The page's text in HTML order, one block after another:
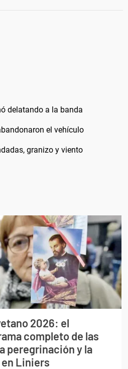
delatando a la banda
el vehículo
granizo y viento
2026: el
completo de las
peregrinación y la
Liniers